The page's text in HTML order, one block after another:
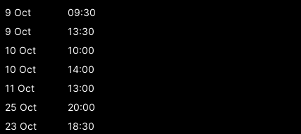
9 Oct
09:30
9 Oct
13:30
10 Oct
10:00
10 Oct
14:00
11 Oct
13:00
25 Oct
20:00
23 Oct
18:30